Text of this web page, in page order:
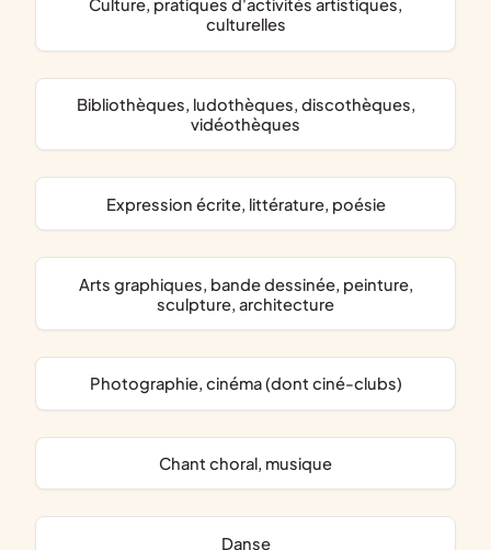
culture, pratiques d'activités artistiques,
culturelles
bibliothèques, ludothèques, discothèques,
vidéothèques
expression écrite, littérature, poésie
arts graphiques, bande dessinée, peinture,
sculpture, architecture
photographie, cinéma (dont ciné-clubs)
chant choral, musique
danse